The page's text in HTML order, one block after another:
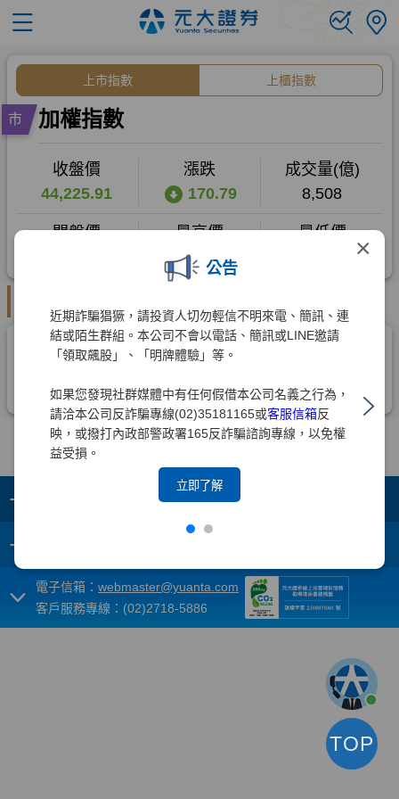
×
公告
近期詐騙猖獗，請投資人切勿輕信不明來電、簡訊、連
結或陌生群組。本公司不會以電話、簡訊或LINE邀請
「領取飆股」、「明牌體驗」等。
如果您發現社群媒體中有任何假借本公司名義之行為，
請洽本公司反詐騙專線(02)35181165或客服信箱反
映，或撥打內政部警政署165反詐騙諮詢專線，以免權
益受損。
立即了解
+
+
電子信箱： webmaster@yuanta.com
客戶服務專線：(02)2718-5886
TOP